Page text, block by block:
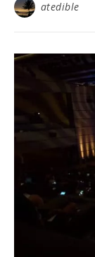
atedible